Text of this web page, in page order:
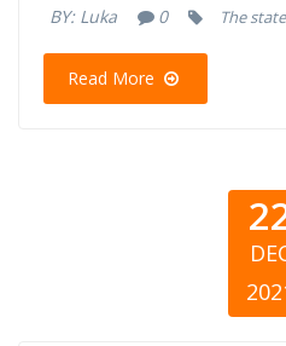
BY: Luka 0 The
Read More